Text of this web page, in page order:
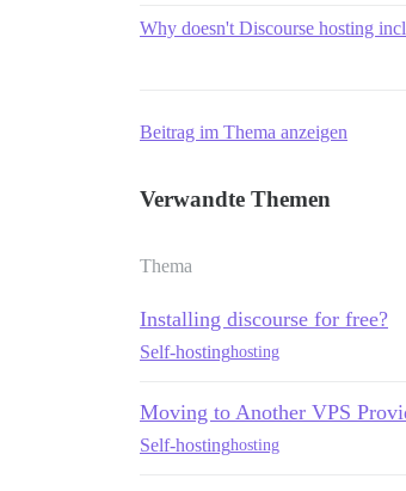
Why doesn't Discourse hosting
Beitrag im Thema anzeigen
Verwandte Themen
Thema
Installing discourse for free?
Self-hostinghosting
Moving to Another VPS
Self-hostinghosting